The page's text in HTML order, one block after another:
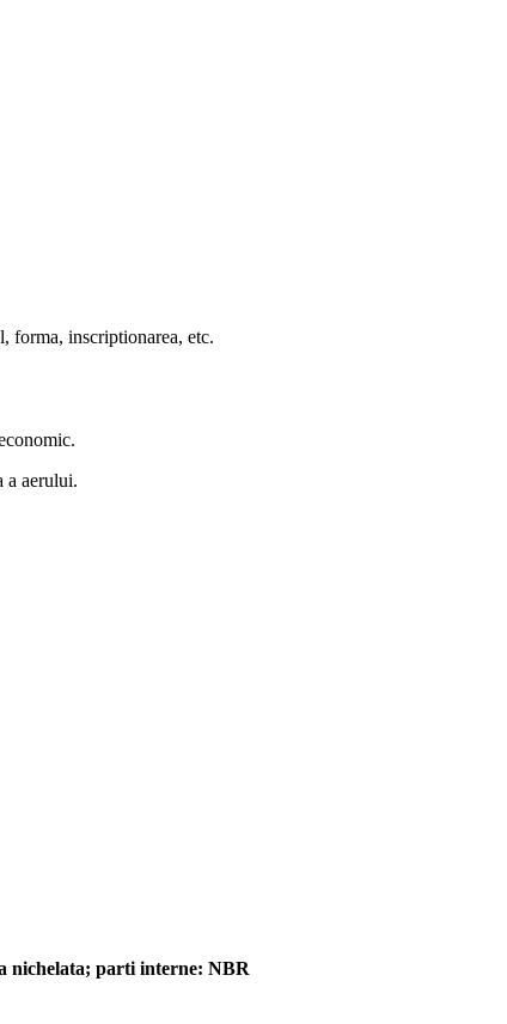
forma, inscriptionarea, etc.
a aerului.
nichelata; parti interne: NBR